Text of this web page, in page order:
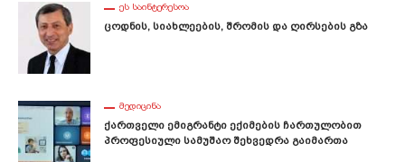
ᲔᲡ ᲡᲐᲘᲜᲢᲔᲠᲔᲡᲝᲐ
Ცოდნის, Სიახლეების, Შრომის Და Ღირსების Გზა
ᲛᲔᲓᲘᲪᲘᲜᲐ
Ქართველი Ემიგრანტი Ექიმების Ჩართულობით
Პროფესიული Სამუშაო Შეხვედრა Გაიმართა